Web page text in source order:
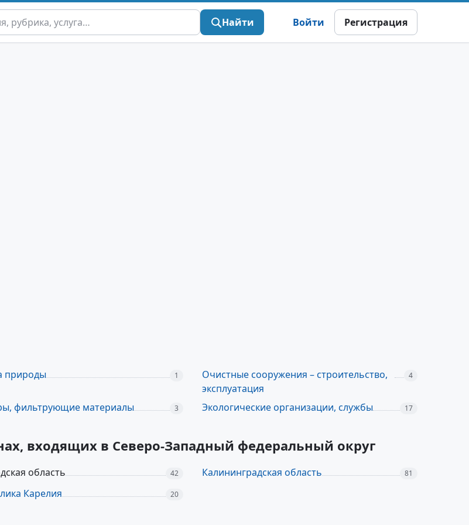
Найти Войти Регистрация
природы 1
Очистные сооружения – строительство,
эксплуатация
4
фильтрующие материалы 3 Экологические организации, службы 17
входящих в Северо-Западный федеральный округ
область 42 Калининградская область 81
Карелия 20